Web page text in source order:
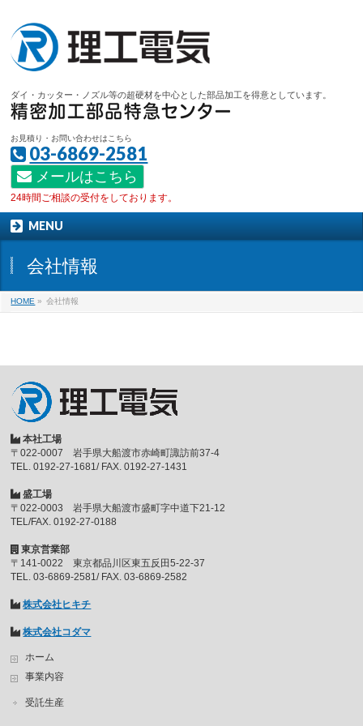
ダイ・カッター・ノズル等の超硬材を中心とした部品加工を得意としています。
お見積り・お問い合わせはこちら
03-6869-2581
メールはこちら
24時間ご相談の受付をしております。
MENU
会社情報
HOME » 会社情報
本社工場
〒022-0007 岩手県大船渡市赤崎町諏訪前37-4
TEL. 0192-27-1681/ FAX. 0192-27-1431
盛工場
〒022-0003 岩手県大船渡市盛町字中道下21-12
TEL/FAX. 0192-27-0188
東京営業部
〒141-0022 東京都品川区東五反田5-22-37
TEL. 03-6869-2581/ FAX. 03-6869-2582
株式会社ヒキチ
株式会社コダマ
ホーム
事業内容
受託生産